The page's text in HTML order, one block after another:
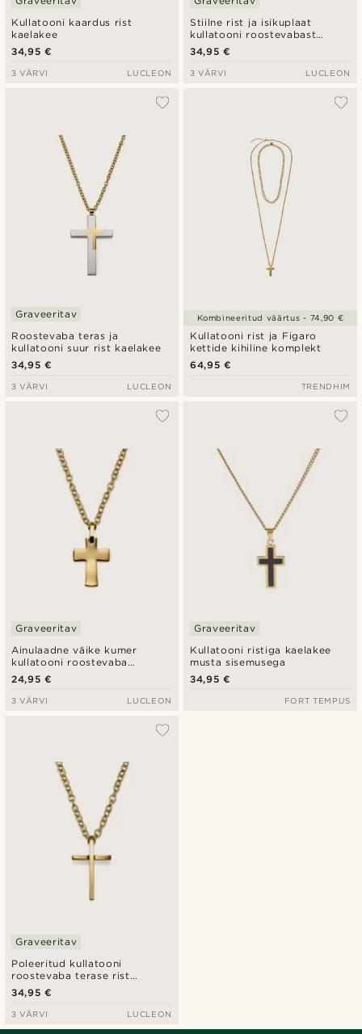
Kullatooni kaardus rist
kaelakee
34,95 €
3 VÄRVI LUCLEON
Stiilne rist ja isikuplaat
kullatooni roostevabast
terasest kaelakee
34,95 €
3 VÄRVI LUCLEON
Roostevaba teras ja
kullatooni suur rist kaelakee
Graveeritav
34,95 €
3 VÄRVI LUCLEON
Kullatooni rist ja Figaro
kettide kihiline komplekt
64,95 €
Kombineeritud väärtus - 74,90 €
TRENDHIM
Ainulaadne väike kumer
kullatooni roostevaba
terasest kaelakee
Graveeritav
24,95 €
3 VÄRVI LUCLEON
Kullatooni ristiga kaelakee
musta sisemusega
Graveeritav
34,95 €
FORT TEMPUS
Poleeritud kullatooni
roostevaba terase rist
kaelakee
Graveeritav
34,95 €
3 VÄRVI LUCLEON